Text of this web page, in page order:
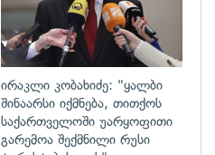
ირაკლი კობახიძე: "ყალბი
შინაარსი იქმნება, თითქოს
საქართველოში უარყოფითი
გარემოა შექმნილი რუსი